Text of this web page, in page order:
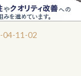
n
e
r
e